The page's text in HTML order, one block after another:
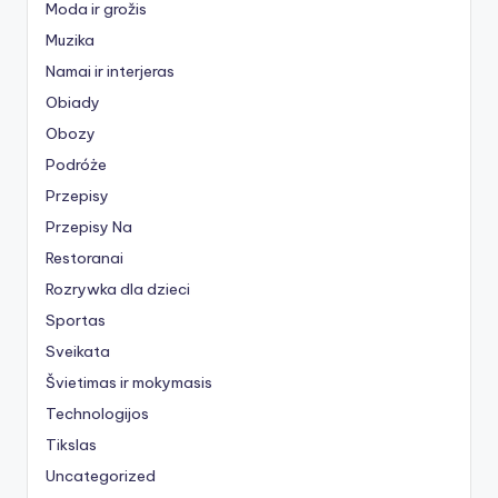
Moda ir grožis
Muzika
Namai ir interjeras
Obiady
Obozy
Podróże
Przepisy
Przepisy Na
Restoranai
Rozrywka dla dzieci
Sportas
Sveikata
Švietimas ir mokymasis
Technologijos
Tikslas
Uncategorized